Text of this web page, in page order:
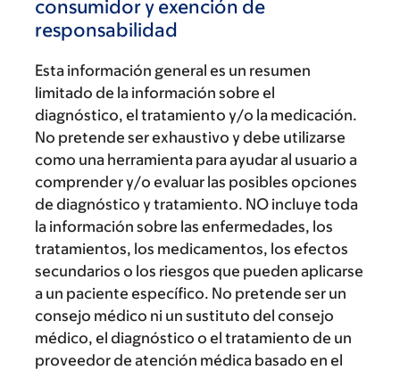
consumidor y exención de
responsabilidad
Esta información general es un resumen
limitado de la información sobre el
diagnóstico, el tratamiento y/o la medicación.
No pretende ser exhaustivo y debe utilizarse
como una herramienta para ayudar al usuario a
comprender y/o evaluar las posibles opciones
de diagnóstico y tratamiento. NO incluye toda
la información sobre las enfermedades, los
tratamientos, los medicamentos, los efectos
secundarios o los riesgos que pueden aplicarse
a un paciente específico. No pretende ser un
consejo médico ni un sustituto del consejo
médico, el diagnóstico o el tratamiento de un
proveedor de atención médica basado en el